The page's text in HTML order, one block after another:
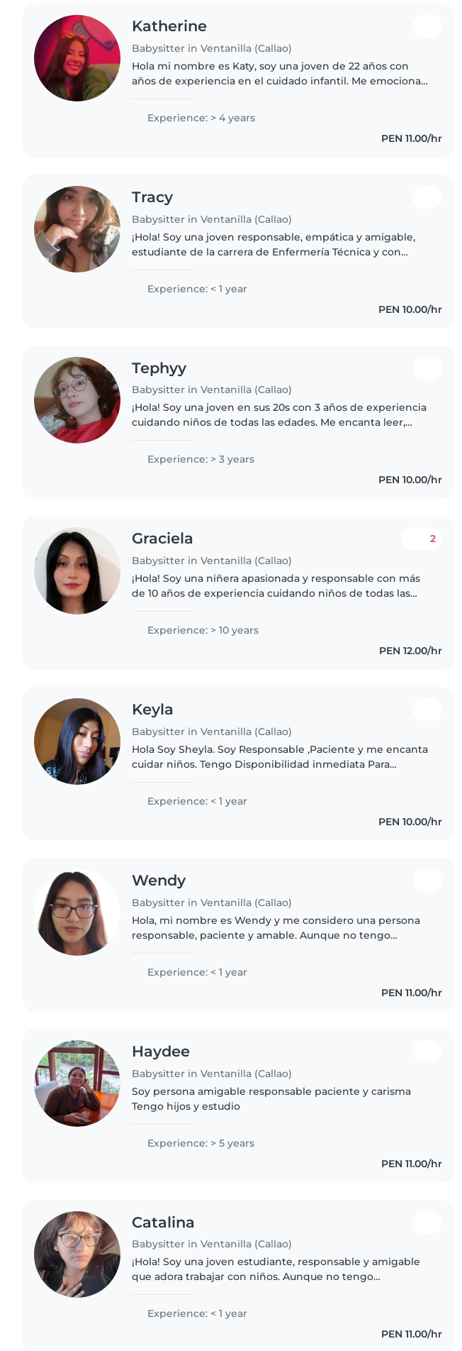
Katherine
Babysitter in Ventanilla (Callao)
Hola mi nombre es Katy, soy una joven de 22 años con
años de experiencia en el cuidado infantil. Me emociona
actividades lúdicas y..
Experience: > 4 years
PEN 11.00/hr
Tracy
Babysitter in Ventanilla (Callao)
¡Hola! Soy una joven responsable, empática y amigable,
estudiante de la carrera de Enfermería Técnica y con
Experience: < 1 year
PEN 10.00/hr
Tephyy
Babysitter in Ventanilla (Callao)
¡Hola! Soy una joven en sus 20s con 3 años de experiencia
cuidando niños de todas las edades. Me encanta leer,
empática y me encanta..
Experience: > 3 years
PEN 10.00/hr
Graciela
Babysitter in Ventanilla (Callao)
2
¡Hola! Soy una niñera apasionada y responsable con más
de 10 años de experiencia cuidando niños de todas las
tengo experiencia..
Experience: > 10 years
PEN 12.00/hr
Keyla
Babysitter in Ventanilla (Callao)
Hola Soy Sheyla. Soy Responsable ,Paciente y me encanta
cuidar niños. Tengo Disponibilidad inmediata Para
Tu Familia y Me Gusta..
Experience: < 1 year
PEN 10.00/hr
Wendy
Babysitter in Ventanilla (Callao)
Hola, mi nombre es Wendy y me considero una persona
responsable, paciente y amable. Aunque no tengo
veces a mis hermanos, primas,..
Experience: < 1 year
PEN 11.00/hr
Haydee
Babysitter in Ventanilla (Callao)
Soy persona amigable responsable paciente y carisma
Tengo hijos y estudio
Experience: > 5 years
PEN 11.00/hr
Catalina
Babysitter in Ventanilla (Callao)
¡Hola! Soy una joven estudiante, responsable y amigable
que adora trabajar con niños. Aunque no tengo
de sus niños. Me encanta..
Experience: < 1 year
PEN 11.00/hr